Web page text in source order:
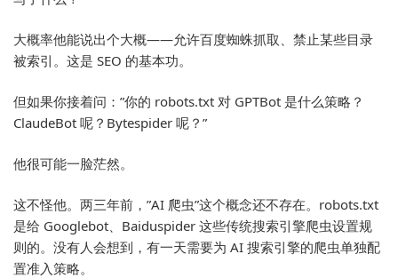
大概率他能说出个大概——允许百度蜘蛛抓取、禁止某些目录
被索引。这是 SEO 的基本功。
但如果你接着问：”你的 robots.txt 对 GPTBot 是什么策略？
ClaudeBot 呢？Bytespider 呢？”
他很可能一脸茫然。
这不怪他。两三年前，”AI 爬虫”这个概念还不存在。robots.txt
是给 Googlebot、Baiduspider 这些传统搜索引擎爬虫设置规
则的。没有人会想到，有一天需要为 AI 搜索引擎的爬虫单独配
置准入策略。